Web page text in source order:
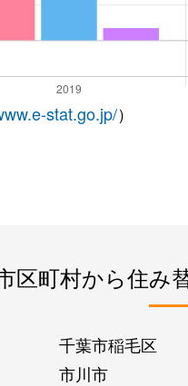
stat.go.jp/）
区町村から住み
千葉市稲毛区
市川市